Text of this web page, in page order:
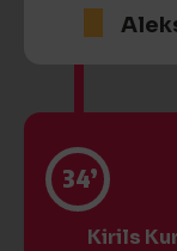
34’
Kirils